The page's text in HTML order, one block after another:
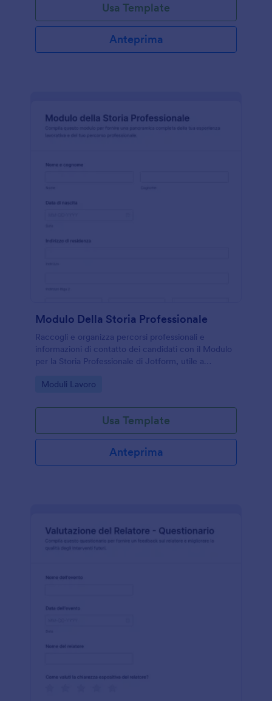
Usa Template
Anteprima
Modulo Della Storia Professionale
Raccogli e organizza percorsi professionali e
informazioni di contatto dei candidati con il Modulo
per la Storia Professionale di Jotform, utile a
dati online.
Go to Category:
Moduli Lavoro
Usa Template
Anteprima